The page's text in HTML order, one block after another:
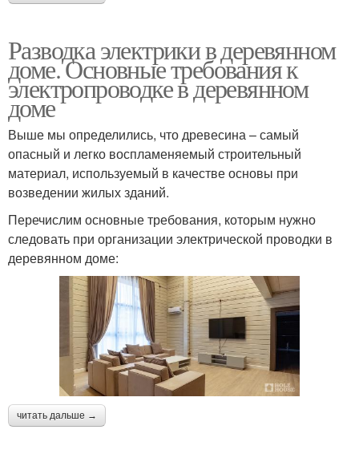
Разводка электрики в деревянном
доме. Основные требования к
электропроводке в деревянном
доме
Выше мы определились, что древесина – самый
опасный и легко воспламеняемый строительный
материал, используемый в качестве основы при
возведении жилых зданий.
Перечислим основные требования, которым нужно
следовать при организации электрической проводки в
деревянном доме:
читать дальше →